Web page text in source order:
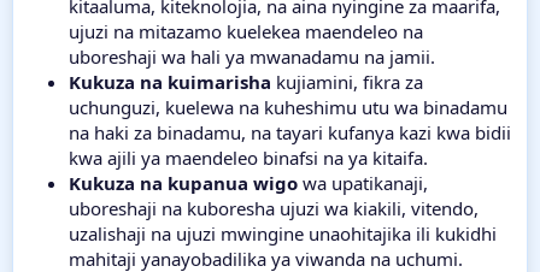
kitaaluma, kiteknolojia, na aina nyingine za maarifa,
ujuzi na mitazamo kuelekea maendeleo na
uboreshaji wa hali ya mwanadamu na jamii.
Kukuza na kuimarisha kujiamini, fikra za
uchunguzi, kuelewa na kuheshimu utu wa binadamu
na haki za binadamu, na tayari kufanya kazi kwa bidii
kwa ajili ya maendeleo binafsi na ya kitaifa.
Kukuza na kupanua wigo wa upatikanaji,
uboreshaji na kuboresha ujuzi wa kiakili, vitendo,
uzalishaji na ujuzi mwingine unaohitajika ili kukidhi
mahitaji yanayobadilika ya viwanda na uchumi.